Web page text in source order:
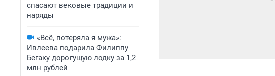
спасают вековые традиции и
наряды
«Всё, потеряла я мужа»:
Ивлеева подарила Филиппу
Бегаку дорогущую лодку за 1,2
млн рублей